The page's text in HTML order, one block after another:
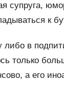
супруга,
к
в
только
а его